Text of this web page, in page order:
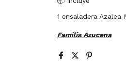
1 ensaladera Azalea
Familia Azucena